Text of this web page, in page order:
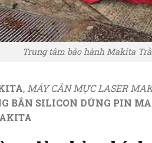
Trung tâm bảo hành Makita
, MÁY CÂN MỰC LASER
BẮN SILICON DÙNG PIN